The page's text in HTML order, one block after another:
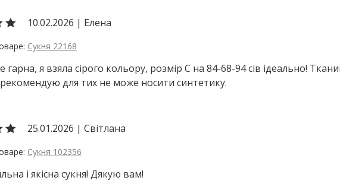
10.02.2026 | Елена
Сукня 22168
гарна, я взяла сірого кольору, розмір С на 84-68-94 сів ідеально!
для тих не може носити синтетику.
25.01.2026 | Світлана
Сукня 102356
і якісна сукня! Дякую вам!